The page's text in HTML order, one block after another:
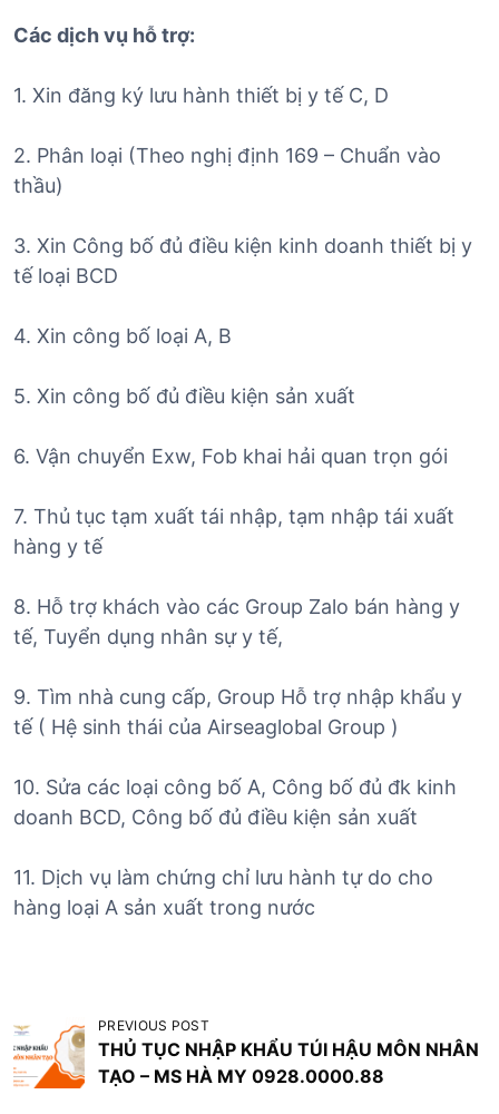
Các dịch vụ hỗ trợ:
1. Xin đăng ký lưu hành thiết bị y tế C, D
2. Phân loại (Theo nghị định 169 – Chuẩn vào
thầu)
3. Xin Công bố đủ điều kiện kinh doanh thiết bị y
tế loại BCD
4. Xin công bố loại A, B
5. Xin công bố đủ điều kiện sản xuất
6. Vận chuyển Exw, Fob khai hải quan trọn gói
7. Thủ tục tạm xuất tái nhập, tạm nhập tái xuất
hàng y tế
8. Hỗ trợ khách vào các Group Zalo bán hàng y
tế, Tuyển dụng nhân sự y tế,
9. Tìm nhà cung cấp, Group Hỗ trợ nhập khẩu y
tế ( Hệ sinh thái của Airseaglobal Group )
10. Sửa các loại công bố A, Công bố đủ đk kinh
doanh BCD, Công bố đủ điều kiện sản xuất
11. Dịch vụ làm chứng chỉ lưu hành tự do cho
hàng loại A sản xuất trong nước
Đ
i
PREVIOUS POST
THỦ TỤC NHẬP KHẨU TÚI HẬU MÔN NHÂN
TẠO – MS HÀ MY 0928.0000.88